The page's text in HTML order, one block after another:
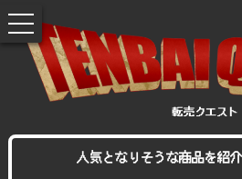
人気となりそうな商品を紹
toggle
navigation